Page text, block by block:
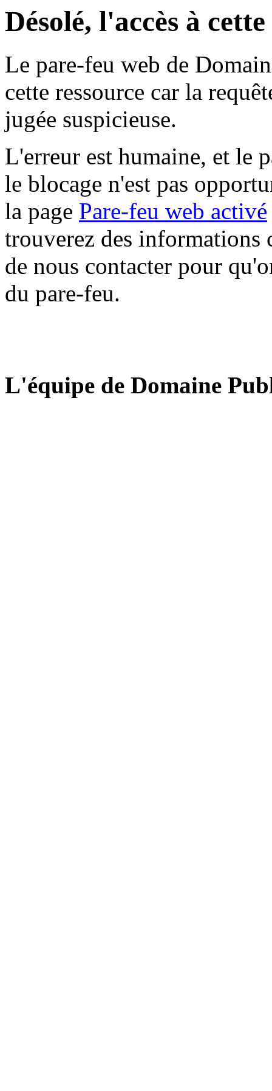
Désolé, l'accès à
Le pare-feu web de
cette ressource car la
jugée suspicieuse.
L'erreur est humaine, et le
le blocage n'est pas
la page Pare-feu web activé
trouverez des informations
de nous contacter pour
du pare-feu.
L'équipe de Domaine